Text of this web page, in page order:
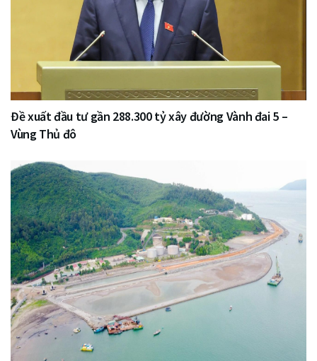
Đề xuất đầu tư gần 288.300 tỷ xây đường Vành đai 5 –
Vùng Thủ đô